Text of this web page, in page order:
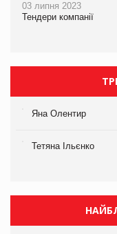
03 липня 2023
Тендери компанії
Яна Олентир
Тетяна Ільєнко